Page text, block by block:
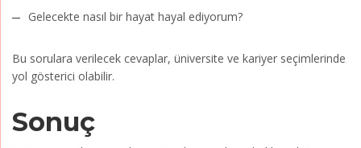
Gelecekte nasıl bir hayat hayal ediyorum?
Bu sorulara verilecek cevaplar, üniversite ve kariyer seçimlerinde
yol gösterici olabilir.
Sonuç